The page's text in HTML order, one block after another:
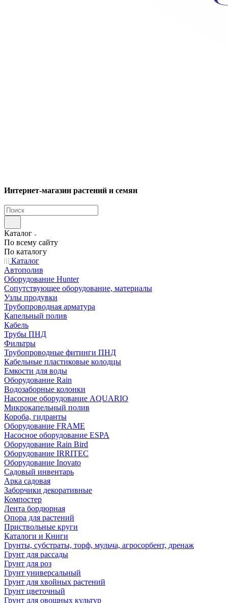
Интернет-магазин растений и семян
Каталог
По всему сайту
По каталогу
Каталог
Автополив
Оборудование Hunter
Сопутствующее оборудование, материалы
Узлы продувки
Трубопроводная арматура
Капельный полив
Кабель
Трубы ПНД
Фильтры
Трубопроводные фитинги ПНД
Кабельные пластиковые колодцы
Емкости для воды
Оборудование Rain
Водозаборные колонки
Насосное оборудование AQUARIO
Микрокапельный полив
Короба, гидранты
Оборудование FRAME
Насосное оборудование ESPA
Оборудование Rain Bird
Оборудование IRRITEC
Оборудование Inovato
Садовый инвентарь
Арка садовая
Заборчики декоративные
Компостер
Лента бордюрная
Опора для растений
Приствольные круги
Каталоги и Книги
Грунты, субстраты, торф, мульча, агросорбент, дренаж
Грунт для рассады
Грунт для роз
Грунт универсальный
Грунт для хвойных растений
Грунт цветочный
Грунт для овощных культур